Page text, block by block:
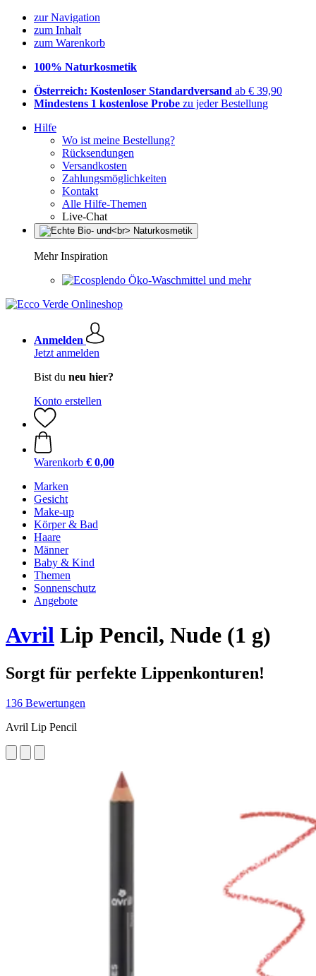
zur Navigation
zum Inhalt
zum Warenkorb
100% Naturkosmetik
Österreich: Kostenloser Standardversand ab € 39,90
Mindestens 1 kostenlose Probe zu jeder Bestellung
Hilfe
Wo ist meine Bestellung?
Rücksendungen
Versandkosten
Zahlungsmöglichkeiten
Kontakt
Alle Hilfe-Themen
Live-Chat
Mehr Inspiration
Öko-Waschmittel und mehr
Anmelden
Jetzt anmelden
Bist du neu hier?
Konto erstellen
Warenkorb € 0,00
Marken
Gesicht
Make-up
Körper & Bad
Haare
Männer
Baby & Kind
Themen
Sonnenschutz
Angebote
Avril Lip Pencil, Nude (1 g)
Sorgt für perfekte Lippenkonturen!
136 Bewertungen
Avril Lip Pencil